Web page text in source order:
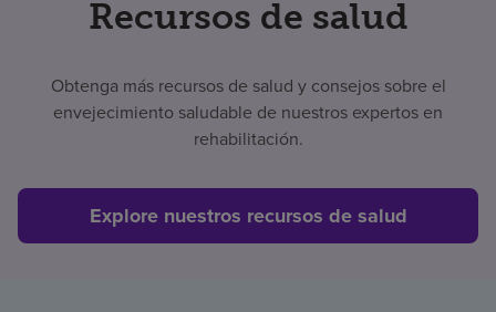
Buscar un centro
Inversores
Pagar mi factura
Recursos de salud
Obtenga más recursos de salud y consejos sobre el
envejecimiento saludable de nuestros expertos en
rehabilitación.
Explore nuestros recursos de salud